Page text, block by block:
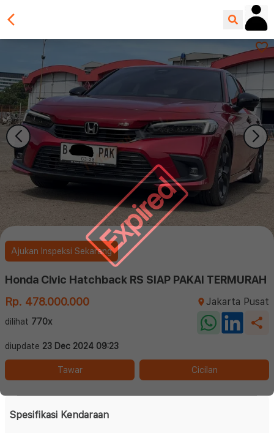
Expired
Ajukan Inspeksi Sekarang
Honda Civic Hatchback RS SIAP PAKAI TERMURAH
Rp. 478.000.000
Jakarta Pusat
dilihat 770x
diupdate 23 Dec 2024 09:23
Tawar Cicilan
Spesifikasi Kendaraan